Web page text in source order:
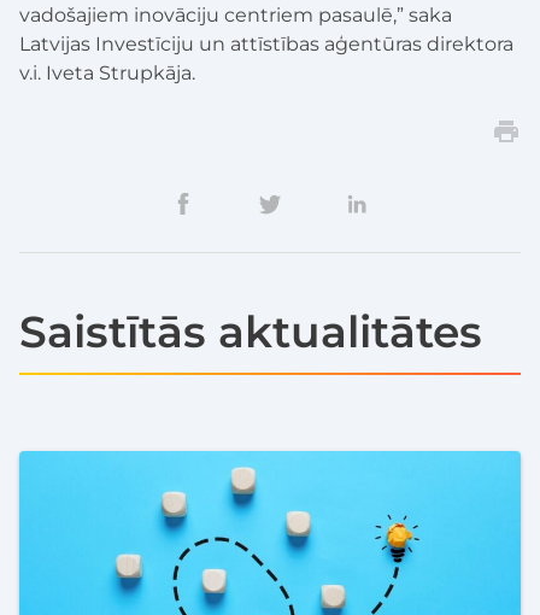
vadošajiem inovāciju centriem pasaulē,” saka
Latvijas Investīciju un attīstības aģentūras direktora
v.i. Iveta Strupkāja.
Saistītās aktualitātes